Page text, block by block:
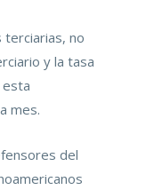
terciarias, no
y la tasa
esta
mes.
del